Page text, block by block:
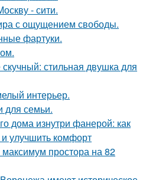
- сити.
с ощущением свободы.
фартуки.
стильная двушка для
интерьер.
для семьи.
дома изнутри фанерой: как
улучшить комфорт
простора на 82